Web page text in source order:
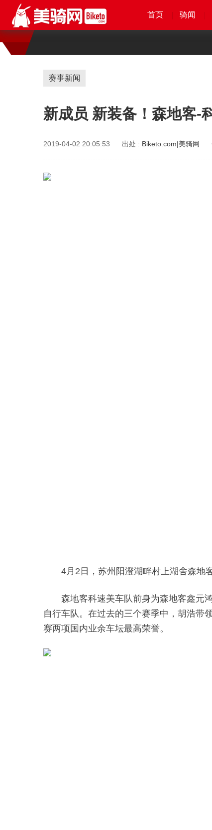
首页 骑闻
首页 骑闻
首页 骑闻
首页 骑闻
赛事新闻
新成员 新装备！森地客-
2019-04-02 20:05:53 出处 : Biketo.com|美骑网
4月2日，苏州阳澄湖畔村上湖舍森地
森地客科速美车队前身为森地客鑫元
自行车队。在过去的三个赛季中，胡浩带
赛两项国内业余车坛最高荣誉。